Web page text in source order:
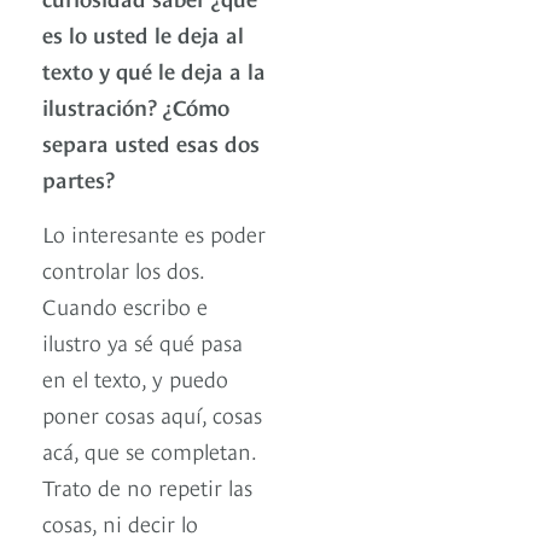
es lo usted le deja al
texto y qué le deja a la
ilustración? ¿Cómo
separa usted esas dos
partes?
Lo interesante es poder
controlar los dos.
Cuando escribo e
ilustro ya sé qué pasa
en el texto, y puedo
poner cosas aquí, cosas
acá, que se completan.
Trato de no repetir las
cosas, ni decir lo